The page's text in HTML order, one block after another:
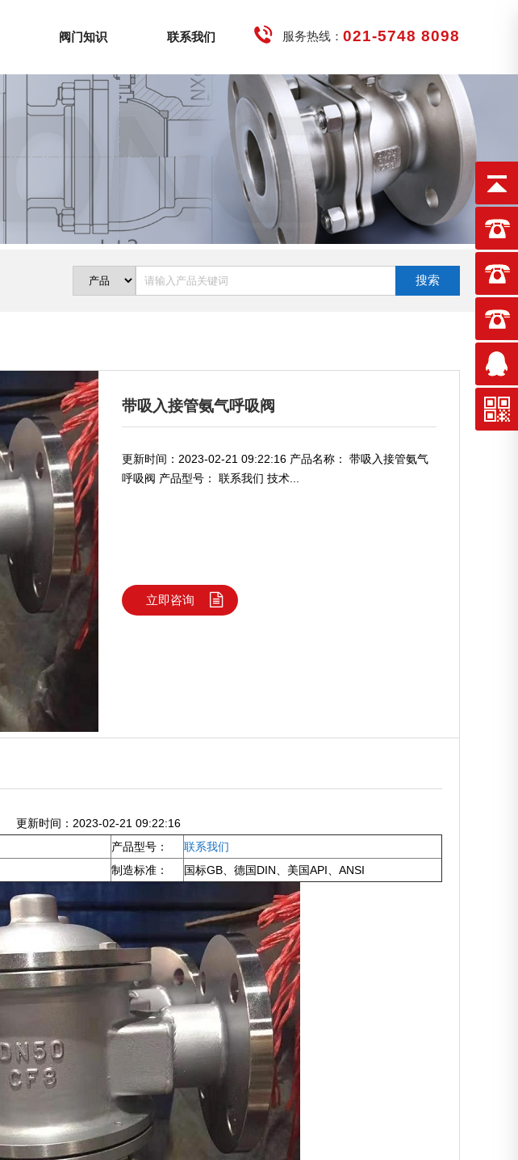
服务热线： 021-5748 8098
阀门知识 联系我们
搜索
带吸入接管氨气呼吸阀
更新时间：2023-02-21 09:22:16 产品名称： 带吸入接管氨气
呼吸阀 产品型号： 联系我们 技术...
立即咨询
更新时间：2023-02-21 09:22:16
产品型号：
联系我们
制造标准： 国标GB、德国DIN、美国API、ANSI